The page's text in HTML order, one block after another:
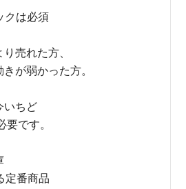
クは必須
売れた方、
が弱かった方。
いちど
です。
定番商品